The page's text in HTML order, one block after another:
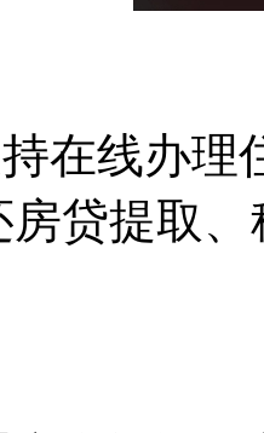
在线办理
房贷提取